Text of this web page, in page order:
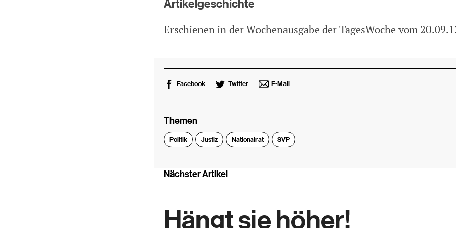
Artikelgeschichte
Erschienen in der Wochenausgabe der TagesWoche vom
Facebook Twitter E-Mail
Themen
Politik Justiz Nationalrat SVP
Nächster Artikel
Hängt sie höher!